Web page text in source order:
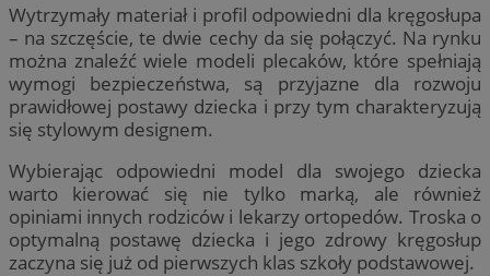
Wytrzymały materiał i profil odpowiedni dla kręgosłupa
– na szczęście, te dwie cechy da się połączyć. Na rynku
można znaleźć wiele modeli plecaków, które spełniają
wymogi bezpieczeństwa, są przyjazne dla rozwoju
prawidłowej postawy dziecka i przy tym charakteryzują
się stylowym designem.
Wybierając odpowiedni model dla swojego dziecka
warto kierować się nie tylko marką, ale również
opiniami innych rodziców i lekarzy ortopedów. Troska o
optymalną postawę dziecka i jego zdrowy kręgosłup
zaczyna się już od pierwszych klas szkoły podstawowej.